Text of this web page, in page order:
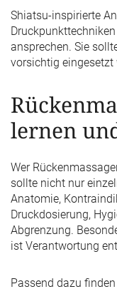
Shiatsu-inspirierte
ansprechen. Sie
vorsichtig eingesetzt
lernen
Wer
sollte nicht nur
Anatomie,
Druckdosierung,
Abgrenzung.
ist Verantwortung
Passend dazu